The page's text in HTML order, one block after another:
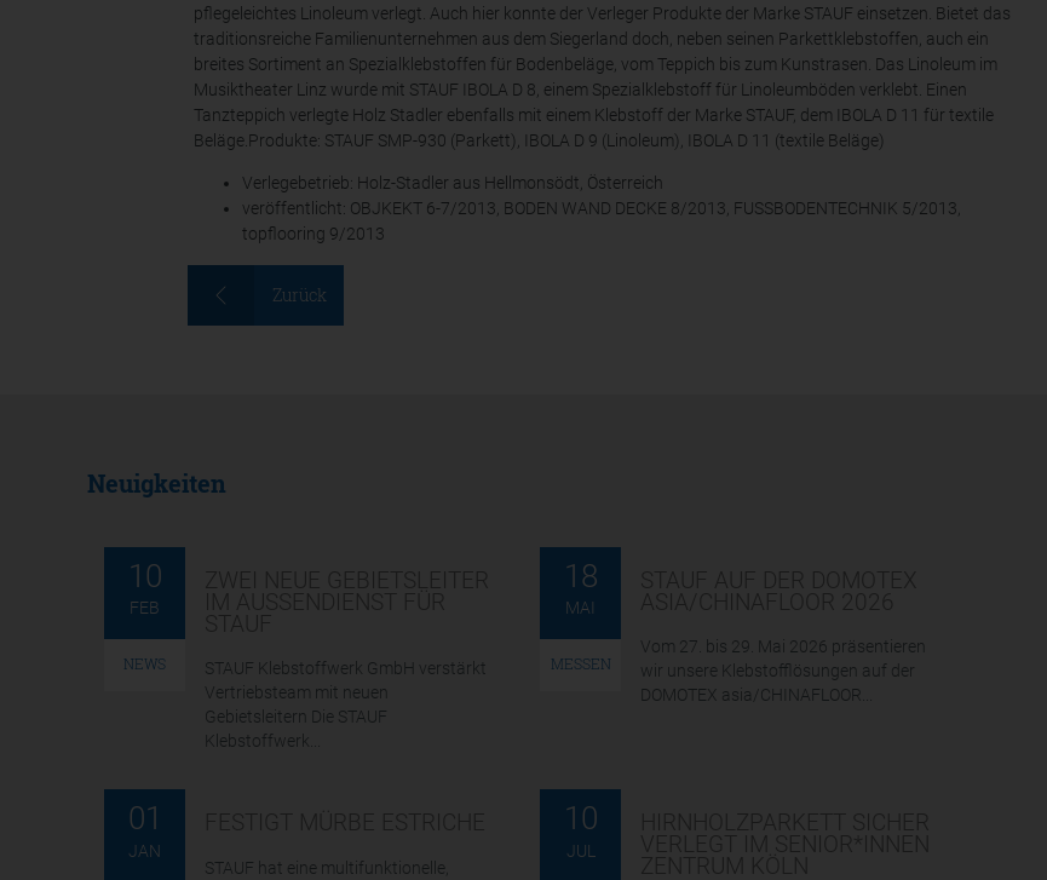
pflegeleichtes Linoleum verlegt. Auch hier konnte der Verleger Produkte der Marke STAUF einsetzen. Bietet das
traditionsreiche Familienunternehmen aus dem Siegerland doch, neben seinen Parkettklebstoffen, auch ein
breites Sortiment an Spezialklebstoffen für Bodenbeläge, vom Teppich bis zum Kunstrasen. Das Linoleum im
Musiktheater Linz wurde mit STAUF IBOLA D 8, einem Spezialklebstoff für Linoleumböden verklebt. Einen
Tanzteppich verlegte Holz Stadler ebenfalls mit einem Klebstoff der Marke STAUF, dem IBOLA D 11 für textile
Beläge.Produkte: STAUF SMP-930 (Parkett), IBOLA D 9 (Linoleum), IBOLA D 11 (textile Beläge)
Verlegebetrieb: Holz-Stadler aus Hellmonsödt, Österreich
veröffentlicht: OBJKEKT 6-7/2013, BODEN WAND DECKE 8/2013, FUSSBODENTECHNIK 5/2013,
topflooring 9/2013
Zurück
Neuigkeiten
10
FEB
NEWS
STAUF Klebstoffwerk GmbH verstärkt
Vertriebsteam mit neuen
Gebietsleitern Die STAUF
Klebstoffwerk...
18
MAI
MESSEN
Vom 27. bis 29. Mai 2026 präsentieren
wir unsere Klebstofflösungen auf der
DOMOTEX asia/CHINAFLOOR...
01
JAN
STAUF hat eine multifunktionelle,
10
JUL